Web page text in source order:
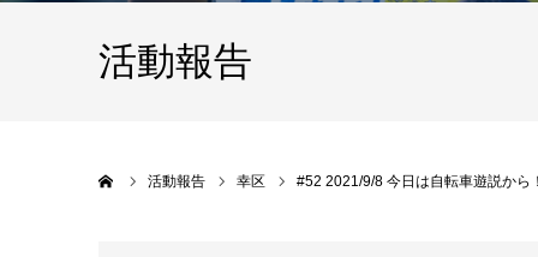
活動報告
活動報告 幸区 #52 2021/9/8 今日は自転車遊説から